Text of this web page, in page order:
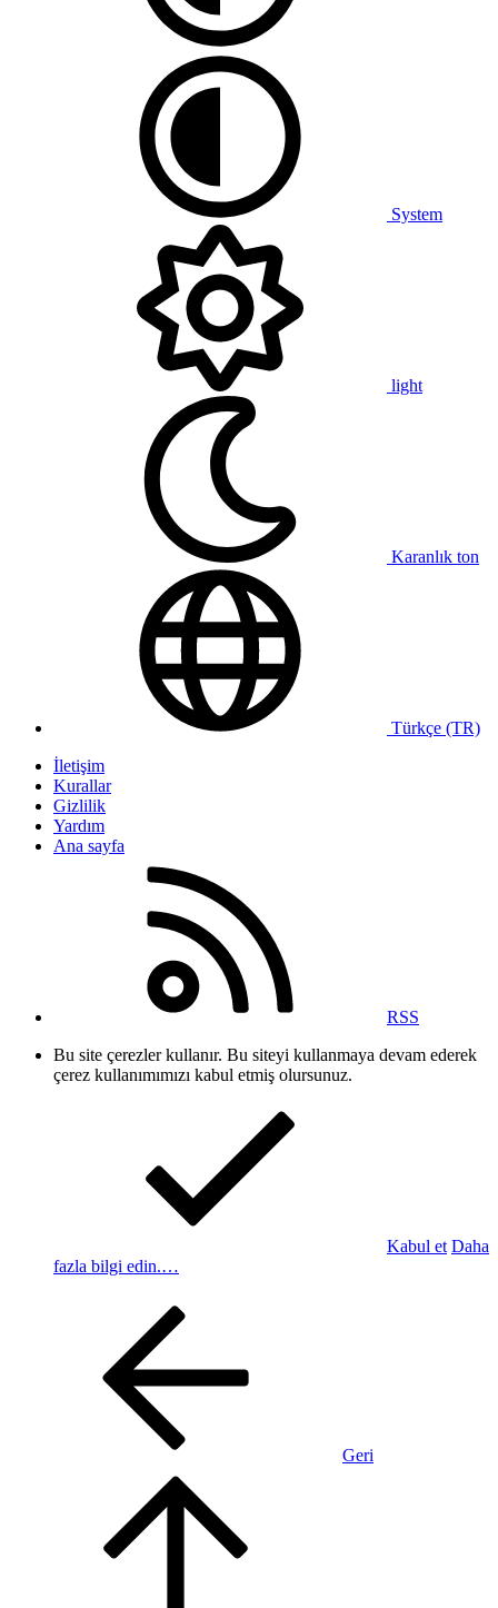
System
light
Karanlık ton
Türkçe (TR)
İletişim
Kurallar
Gizlilik
Yardım
Ana sayfa
RSS
Bu site çerezler kullanır. Bu siteyi kullanmaya devam ederek
çerez kullanımımızı kabul etmiş olursunuz.
Kabul et Daha
fazla bilgi edin.…
Geri